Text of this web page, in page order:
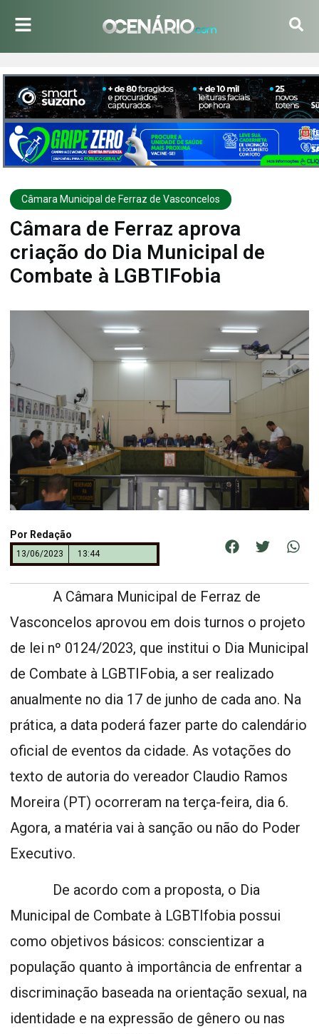
Câmara Municipal de Ferraz de Vasconcelos
Câmara de Ferraz aprova
criação do Dia Municipal de
Combate à LGBTIFobia
Por Redação
13/06/2023 13:44
A Câmara Municipal de Ferraz de
Vasconcelos aprovou em dois turnos o projeto
de lei nº 0124/2023, que institui o Dia Municipal
de Combate à LGBTIFobia, a ser realizado
anualmente no dia 17 de junho de cada ano. Na
prática, a data poderá fazer parte do calendário
oficial de eventos da cidade. As votações do
texto de autoria do vereador Claudio Ramos
Moreira (PT) ocorreram na terça-feira, dia 6.
Agora, a matéria vai à sanção ou não do Poder
Executivo.
De acordo com a proposta, o Dia
Municipal de Combate à LGBTIfobia possui
como objetivos básicos: conscientizar a
população quanto à importância de enfrentar a
discriminação baseada na orientação sexual, na
identidade e na expressão de gênero ou nas